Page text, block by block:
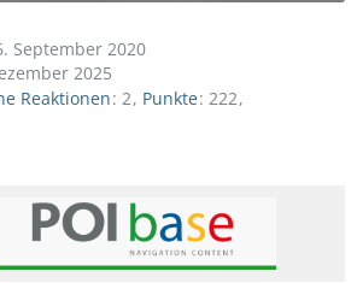
September 2020
2025
Reaktionen 2 Punkte 222